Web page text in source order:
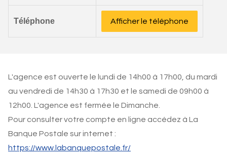
Téléphone Afficher le téléphone
L'agence est ouverte le lundi de 14h00 à 17h00, du mardi
au vendredi de 14h30 à 17h30 et le samedi de 09h00 à
12h00. L'agence est fermée le Dimanche.
Pour consulter votre compte en ligne accédez à La
Banque Postale sur internet :
https://www.labanquepostale.fr/